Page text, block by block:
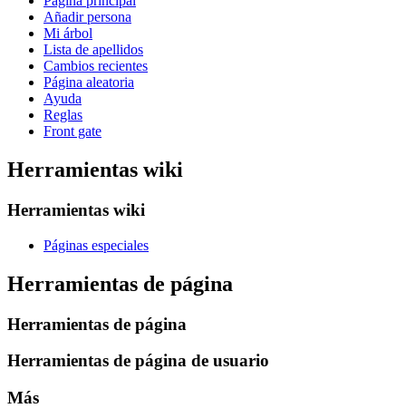
Añadir persona
Mi árbol
Lista de apellidos
Cambios recientes
Página aleatoria
Ayuda
Reglas
Front gate
Herramientas wiki
Herramientas wiki
Páginas especiales
Herramientas de página
Herramientas de página
Herramientas de página de usuario
Más